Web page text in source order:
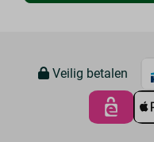
Veilig betalen